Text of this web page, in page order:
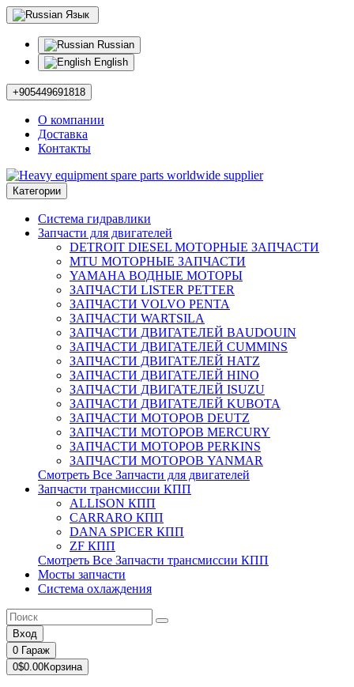
Язык
Russian
English
+905449691818
О компании
Доставка
Контакты
Категории
Система гидравлики
Запчасти для двигателей
DETROIT DIESEL МОТОРНЫЕ ЗАПЧАСТИ
MTU МОТОРНЫЕ ЗАПЧАСТИ
YAMAHA ВОДНЫЕ МОТОРЫ
ЗАПЧАСТИ LISTER PETTER
ЗАПЧАСТИ VOLVO PENTA
ЗАПЧАСТИ WARTSILA
ЗАПЧАСТИ ДВИГАТЕЛЕЙ BAUDOUIN
ЗАПЧАСТИ ДВИГАТЕЛЕЙ CUMMINS
ЗАПЧАСТИ ДВИГАТЕЛЕЙ HATZ
ЗАПЧАСТИ ДВИГАТЕЛЕЙ HINO
ЗАПЧАСТИ ДВИГАТЕЛЕЙ ISUZU
ЗАПЧАСТИ ДВИГАТЕЛЕЙ KUBOTA
ЗАПЧАСТИ МОТОРОВ DEUTZ
ЗАПЧАСТИ МОТОРОВ MERCURY
ЗАПЧАСТИ МОТОРОВ PERKINS
ЗАПЧАСТИ МОТОРОВ YANMAR
Смотреть Все Запчасти для двигателей
Запчасти трансмиссии КПП
ALLISON КПП
CARRARO КПП
DANA SPICER КПП
ZF КПП
Смотреть Все Запчасти трансмиссии КПП
Мосты запчасти
Система охлаждения
Вход
0 Гараж
0$0.00Корзина